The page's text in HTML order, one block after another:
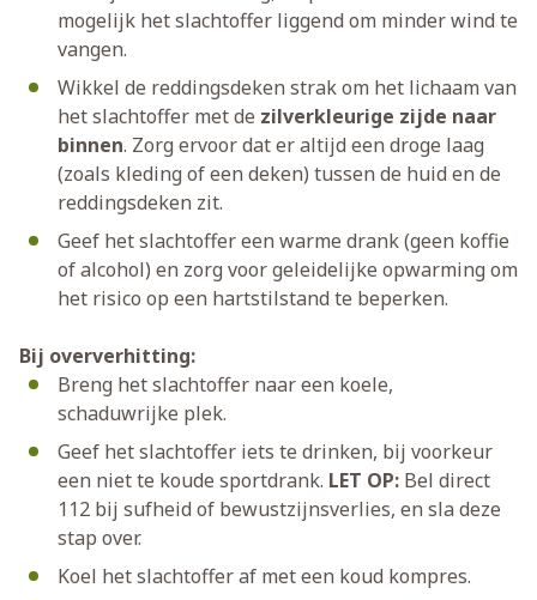
mogelijk het slachtoffer liggend om minder wind te
vangen.
Wikkel de reddingsdeken strak om het lichaam van
het slachtoffer met de zilverkleurige zijde naar
binnen. Zorg ervoor dat er altijd een droge laag
(zoals kleding of een deken) tussen de huid en de
reddingsdeken zit.
Geef het slachtoffer een warme drank (geen koffie
of alcohol) en zorg voor geleidelijke opwarming om
het risico op een hartstilstand te beperken.
Bij oververhitting:
Breng het slachtoffer naar een koele,
schaduwrijke plek.
Geef het slachtoffer iets te drinken, bij voorkeur
een niet te koude sportdrank. LET OP: Bel direct
112 bij sufheid of bewustzijnsverlies, en sla deze
stap over.
Koel het slachtoffer af met een koud kompres.